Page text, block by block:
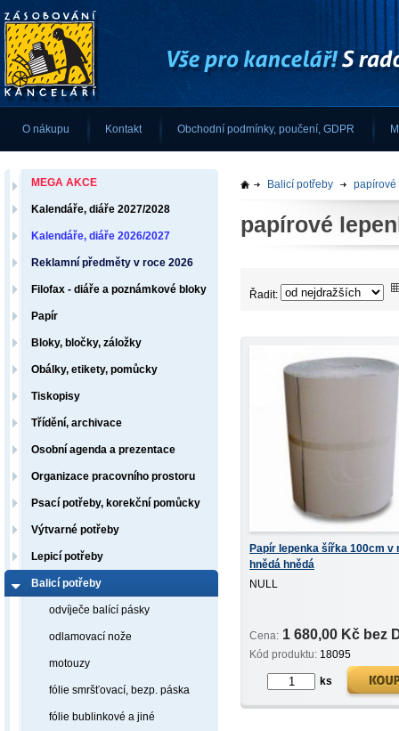
Balicí potřeby papírové
papírové
Řadit:
Papír lepenka šířka 100cm v
hnědá hnědá
NULL
Cena: 1 680,00 Kč bez
Kód produktu: 18095
ks
MEGA AKCE
Kalendáře, diáře 2027/2028
Kalendáře, diáře 2026/2027
Reklamní předměty v roce 2026
Filofax - diáře a poznámkové bloky
Papír
Bloky, bločky, záložky
Obálky, etikety, pomůcky
Tiskopisy
Třídění, archivace
Osobní agenda a prezentace
Organizace pracovního prostoru
Psací potřeby, korekční pomůcky
Výtvarné potřeby
Lepicí potřeby
Balicí potřeby
odvíječe balící pásky
odlamovací nože
motouzy
fólie smršťovací, bezp. páska
fólie bublinkové a jiné
O nákupu Kontakt Obchodní podmínky, poučení, GDPR